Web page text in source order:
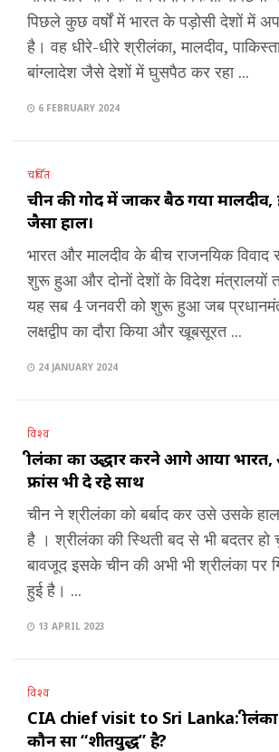
पिछले कुछ वर्षों में भारत के पड़ोसी देशों में
है। वह धीरे-धीरे श्रीलंका, मालदीव,
बांग्लादेश जैसे देशों में घुसपैठ कर रहा ...
6 FEBRUARY 2024
चर्चित
चीन की गोद में जाकर बैठ गया मालदीव,
जैसा हाल।
भारत और मालदीव के बीच राजनयिक विवाद
शुरू हुआ और दोनों देशों के विदेश मंत्रालयों
यह सब 4 जनवरी को शुरू हुआ जब
लक्षद्वीप का दौरा किया और खूबसूरत ...
24 JANUARY 2024
विश्व
श्रीलंका का उद्धार करने आगे आया
फ्रांस भी दे रहे साथ
चीन ने श्रीलंका को बर्बाद कर उसे उसके
है । श्रीलंका की स्थिती बद से भी बदतर
बावजूद इसके चीन की अभी भी श्रीलंका पर
हुई है। ...
13 APRIL 2023
विश्व
CIA chief visit to Sri Lanka:
कौन सा “शीतयुद्ध” है?